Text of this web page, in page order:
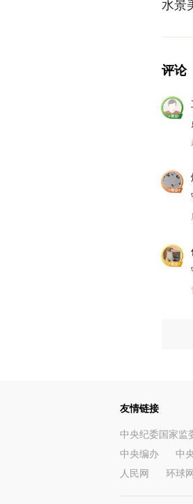
水景
评论
友情链接
中央纪委国家监
中央编办
中
人民网
环球网